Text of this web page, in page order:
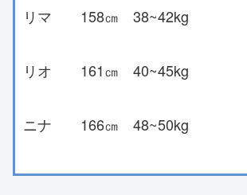
リマ 158㎝ 38~42kg
リオ 161㎝ 40~45kg
ニナ 166㎝ 48~50kg